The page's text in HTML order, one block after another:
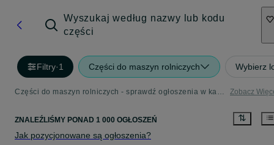
Wyszukaj według nazwy lub kodu
części
Filtry·1 Części do maszyn rolniczych Wybierz
Części do maszyn rolniczych - sprawdź ogłoszenia w kategorii Rolnictwo Zobacz
ZNALEŹLIŚMY PONAD 1 000 OGŁOSZEŃ
Jak pozycjonowane są ogłoszenia?